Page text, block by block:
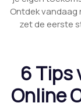
Ontdek
zet de eerste
6 Tips
Online